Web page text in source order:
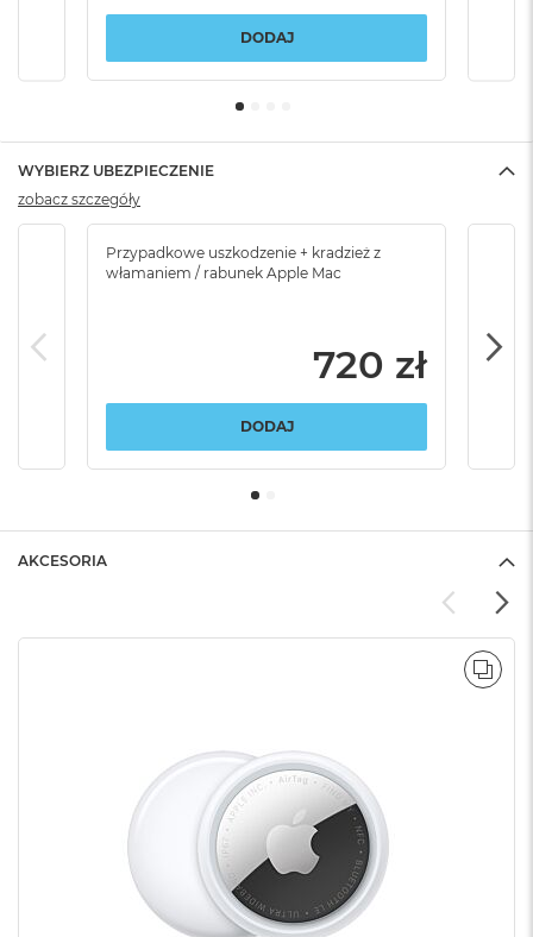
DODAJ
WYBIERZ UBEZPIECZENIE
Przypadkowe uszkodzenie + kradzież z
włamaniem / rabunek Apple Mac
720 zł
DODAJ
zobacz szczegóły
AKCESORIA